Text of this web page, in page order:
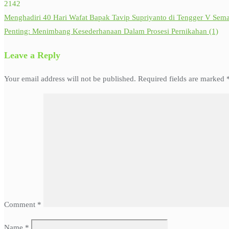
2142
Post
Menghadiri 40 Hari Wafat Bapak Tavip Supriyanto di Tengger V
Penting: Menimbang Kesederhanaan Dalam Prosesi Pernikahan (1)
Leave a Reply
Your email address will not be published. Required fields are marked
Comment *